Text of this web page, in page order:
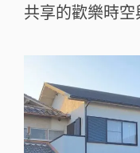
共享的歡樂時空